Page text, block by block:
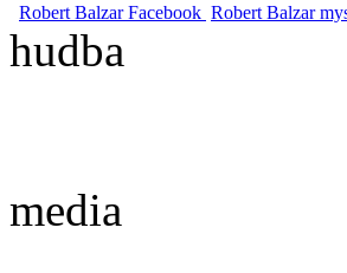
Robert Balzar Facebook Robert Balzar
hudba
media